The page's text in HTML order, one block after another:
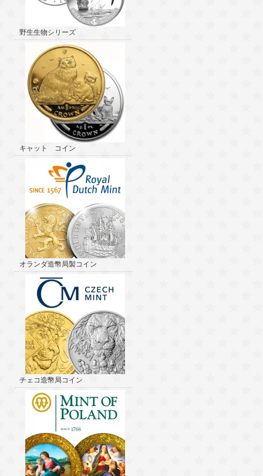
野生生物シリーズ
キャット コイン
オランダ造幣局製コイン
チェコ造幣局コイン